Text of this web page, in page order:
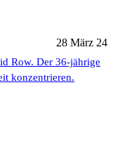
28 März 24
Row. Der 36-jährige
konzentrieren.